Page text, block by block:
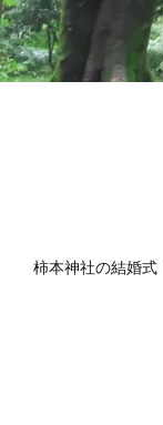
柿本神社の結婚式